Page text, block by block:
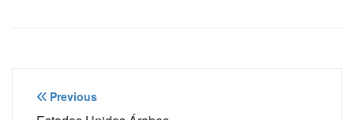
Navegação
Previous